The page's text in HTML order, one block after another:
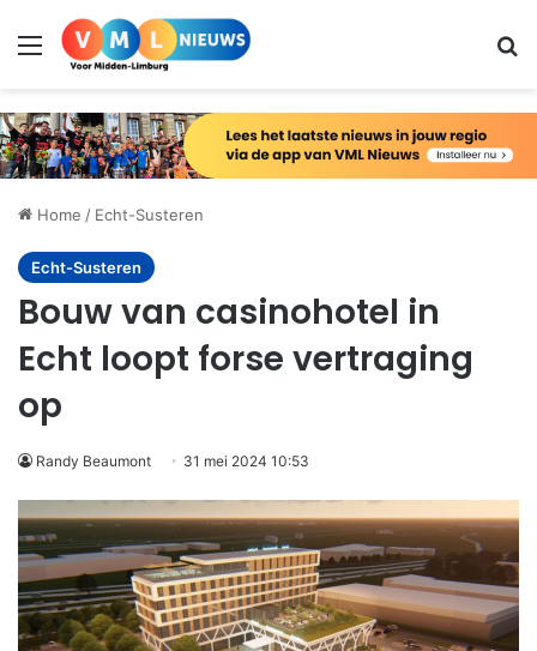
Menu
Home / Echt-Susteren
Echt-Susteren
Bouw van casinohotel in
Echt loopt forse vertraging
op
Randy Beaumont 31 mei 2024 10:53